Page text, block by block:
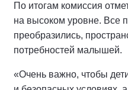
По итогам комиссия
на высоком уровне. Все
преобразились,
потребностей малышей.
«Очень важно, чтобы